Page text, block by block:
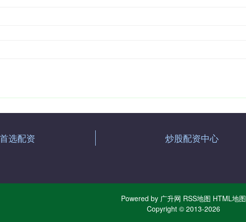
选配资 炒股配资中心
Powered by 广升网 RSS地图 HTML地图
Copyright © 2013-2026